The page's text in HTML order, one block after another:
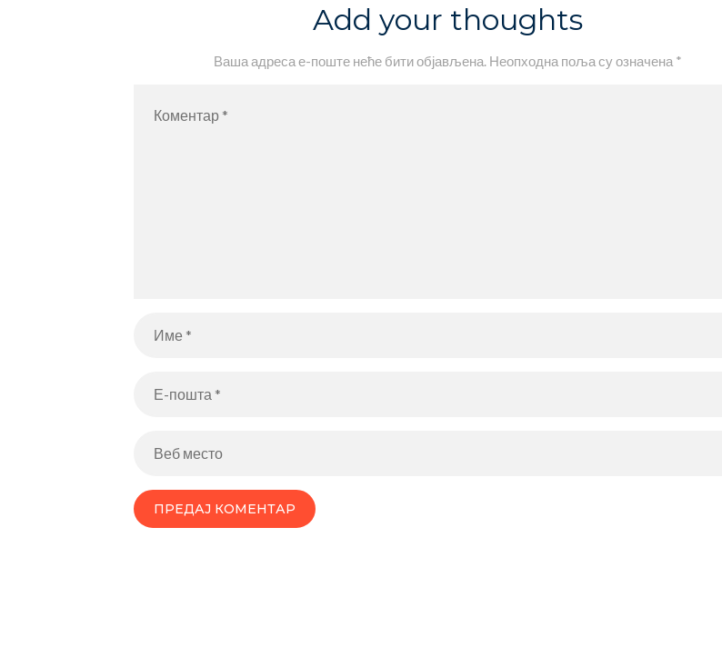
први и други разред
Add your thoughts
Ваша адреса е-поште неће бити објављена. Неопходна поља су означена *